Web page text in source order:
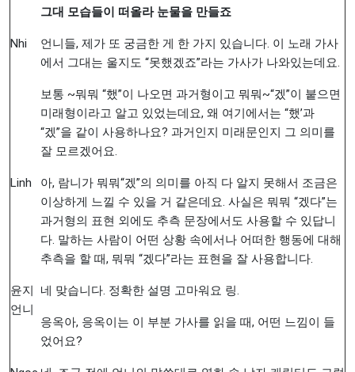
그대 모습들이 떠올라 눈물을 만들죠
Nhi
언니들, 제가 또 궁금한 게 한 가지 있습니다. 이 노래 가사
에서 그대는 울지도 “못했겠죠”라는 가사가 나와있는데요.
보통 ~뭐뭐 “했”이 나오면 과거형이고 뭐뭐~“겠”이 붙으면
미래형이라고 알고 있었는데요, 왜 여기에서는 “했’과
“겠”을 같이 사용하나요? 과거인지 미래문인지 그 의미를
잘 모르겠어요.
Linh
아, 람니가 뭐뭐“겠”의 의미를 아직 다 알지 못해서 조금은
이상하게 느낄 수 있을 거 같은데요. 사실은 뭐뭐 “겠다”는
과거형의 표현 외에도 추측 문장에서도 사용할 수 있답니
다. 말하는 사람이 어떤 상황 속에서나 어떠한 행동에 대해
추측을 할 때, 뭐뭐 “겠다”라는 표현을 잘 사용합니다.
윤지
언니
네 맞습니다. 정확한 설명 고마워요 링.
응옥아, 응옥이는 이 부분 가사를 읽을 때, 어떤 느낌이 들
었어요?